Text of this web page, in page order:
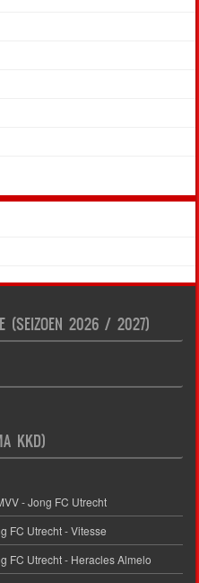
(SEIZOEN 2026 / 2027)
KKD)
- Jong FC Utrecht
FC Utrecht - Vitesse
FC Utrecht - Heracles Almelo